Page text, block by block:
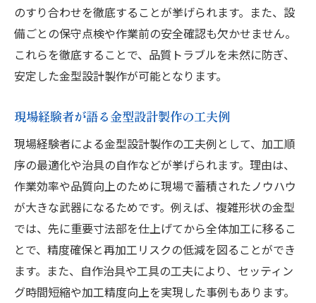
のすり合わせを徹底することが挙げられます。また、設
備ごとの保守点検や作業前の安全確認も欠かせません。
これらを徹底することで、品質トラブルを未然に防ぎ、
安定した金型設計製作が可能となります。
現場経験者が語る金型設計製作の工夫例
現場経験者による金型設計製作の工夫例として、加工順
序の最適化や治具の自作などが挙げられます。理由は、
作業効率や品質向上のために現場で蓄積されたノウハウ
が大きな武器になるためです。例えば、複雑形状の金型
では、先に重要寸法部を仕上げてから全体加工に移るこ
とで、精度確保と再加工リスクの低減を図ることができ
ます。また、自作治具や工具の工夫により、セッティン
グ時間短縮や加工精度向上を実現した事例もあります。